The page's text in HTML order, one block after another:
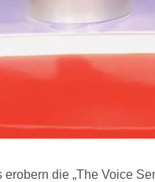
die „The Voice